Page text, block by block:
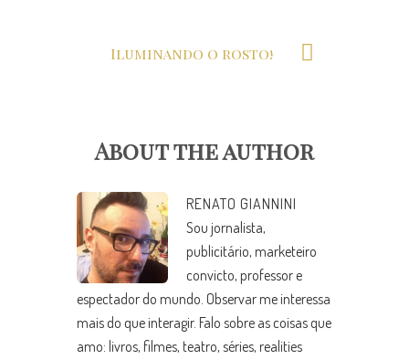
Iluminando o rosto!
About the author
RENATO GIANNINI
Sou jornalista,
publicitário, marketeiro
convicto, professor e
espectador do mundo. Observar me interessa
mais do que interagir. Falo sobre as coisas que
amo: livros, filmes, teatro, séries, realities